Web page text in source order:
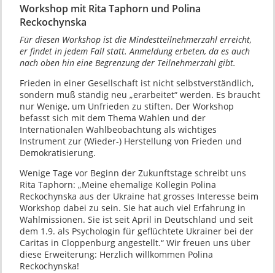
Workshop mit Rita Taphorn und Polina
Reckochynska
Für diesen Workshop ist die Mindestteilnehmerzahl erreicht,
er findet in jedem Fall statt. Anmeldung erbeten, da es auch
nach oben hin eine Begrenzung der Teilnehmerzahl gibt.
Frieden in einer Gesellschaft ist nicht selbstverständlich,
sondern muß ständig neu „erarbeitet“ werden. Es braucht
nur Wenige, um Unfrieden zu stiften. Der Workshop
befasst sich mit dem Thema Wahlen und der
Internationalen Wahlbeobachtung als wichtiges
Instrument zur (Wieder-) Herstellung von Frieden und
Demokratisierung.
Wenige Tage vor Beginn der Zukunftstage schreibt uns
Rita Taphorn: „Meine ehemalige Kollegin Polina
Reckochynska aus der Ukraine hat grosses Interesse beim
Workshop dabei zu sein. Sie hat auch viel Erfahrung in
Wahlmissionen. Sie ist seit April in Deutschland und seit
dem 1.9. als Psychologin für geflüchtete Ukrainer bei der
Caritas in Cloppenburg angestellt.“ Wir freuen uns über
diese Erweiterung: Herzlich willkommen Polina
Reckochynska!